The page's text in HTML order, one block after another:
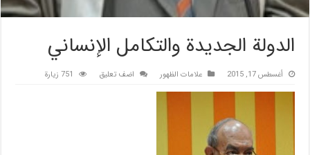
الدولة الجديدة والتكامل الإنساني
أغسطس 17, 2015 علامات الظهور اضف تعليق 751 زيارة